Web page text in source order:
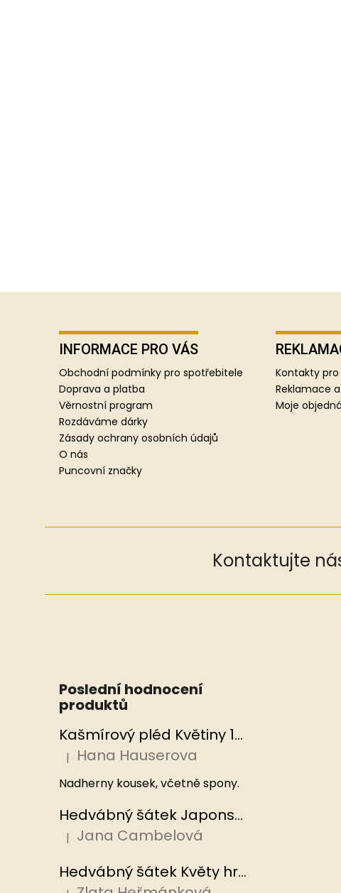
INFORMACE PRO VÁS
Obchodní podmínky pro spotřebitele
Doprava a platba
Věrnostní program
Rozdáváme dárky
Zásady ochrany osobních údajů
O nás
Puncovní značky
Kontakty
Reklamace
Moje
Kontaktujte
Poslední hodnocení
produktů
Kašmírový pléd Květiny 100x200 cm, Hedvábný svět
Hodnocení produktu je 5 z 5 hvězdiček.
| Hana Hauserova
Nadherny kousek, včetně spony.
Hedvábný šátek Japonská zahrada 110x110 cm v dárkovém balení, HEDVÁBNÝ SVĚT
Hodnocení produktu je 5 z 5 hvězdiček.
| Jana Cambelová
Hedvábný šátek Květy hrachoru 53x53 cm v dárkovém balení, HEDVÁBNÝ SVĚT